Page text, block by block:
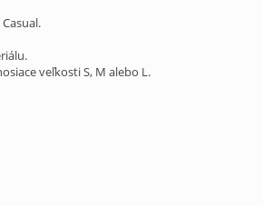
veľkosti S, M alebo L.